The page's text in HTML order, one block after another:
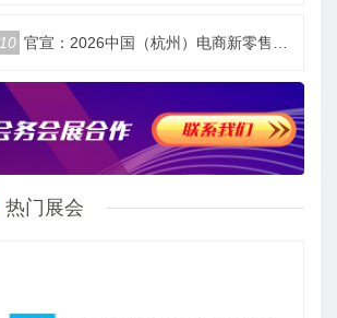
10 官宣：2026中国（杭州）电商新零售品牌博览会
热门展会